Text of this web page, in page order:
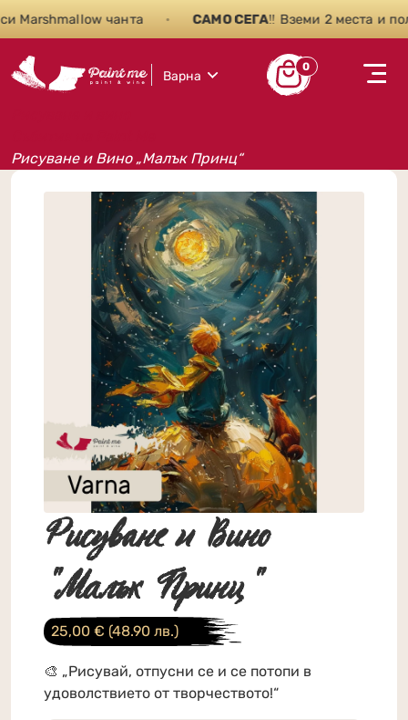
чанта САМО СЕГА‼️ Вземи 2 места и
Варна
0
Рисуване и Вино „Малък Принц“
Рисуване и Вино
"Малък Принц"
25,00 € (48.90 лв.)
🎨 „Рисувай, отпусни се и се потопи в
удоволствието от творчеството!“